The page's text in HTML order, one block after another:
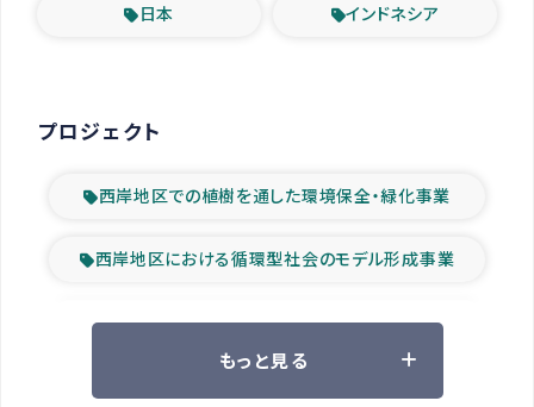
日本 インドネシア
プロジェクト
西岸地区での植樹を通した環境保全・緑化事業
西岸地区における循環型社会のモデル形成事業
ツアー参加者の声
もっと見る